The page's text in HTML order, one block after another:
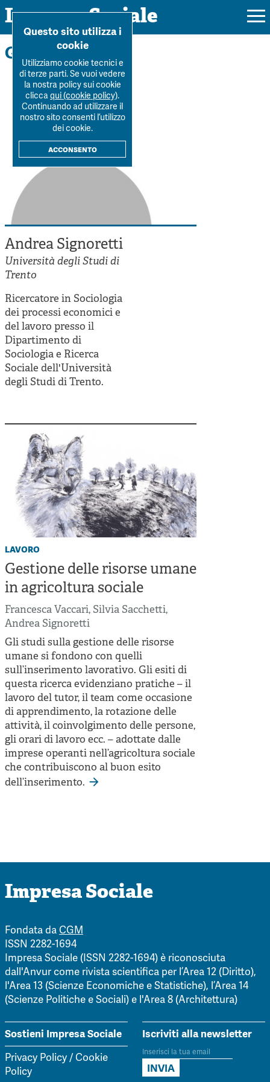
Impresa Sociale
Rivista
Ultimo numero
La Rivista
Submission
Colophon
Autori
Archivio
Argomenti
Forum
Tutti gli articoli
Autori
Argomenti
Dossier
Tutti i dossier
Workshop Impresa Sociale 2021
Impresa sociale, reciprocità e sostenibilità
Innovazione sociale
Cooperative di comunità
Impresa sociale e democrazia
Acini di fuoco - Dossier Mezzogiorno
Valutazione e dintorni
Chi siamo
Contatti
Sostienici
Home Andrea Signoretti
Gli autori
Andrea Signoretti
Università degli Studi di
Trento
Ricercatore in Sociologia
dei processi economici e
del lavoro presso il
Dipartimento di
Sociologia e Ricerca
Sociale dell'Università
degli Studi di Trento.
lavoro
Gestione delle risorse umane
in agricoltura sociale
Francesca Vaccari, Silvia Sacchetti,
Andrea Signoretti
Gli studi sulla gestione delle risorse
umane si fondono con quelli
sull’inserimento lavorativo. Gli esiti di
questa ricerca evidenziano pratiche – il
lavoro del tutor, il team come occasione
di apprendimento, la rotazione delle
attività, il coinvolgimento delle persone,
gli orari di lavoro ecc. – adottate dalle
imprese operanti nell’agricoltura sociale
che contribuiscono al buon esito
dell’inserimento.
Impresa Sociale
Fondata daCGM
ISSN 2282-1694
Impresa Sociale (ISSN 2282-1694) è riconosciuta
dall'Anvur come rivista scientifica per l’Area 12 (Diritto),
l'Area 13 (Scienze Economiche e Statistiche), l’Area 14
(Scienze Politiche e Sociali) e l'Area 8 (Architettura)
Sostieni Impresa Sociale
Privacy Policy/Cookie
Policy
Iscriviti alla newsletter
Questo sito utilizza i
cookie
Utilizziamo cookie tecnici e
di terze parti. Se vuoi vedere
la nostra policy sui cookie
cliccaqui (cookie policy).
Continuando ad utilizzare il
nostro sito consenti l’utilizzo
dei cookie.
acconsento